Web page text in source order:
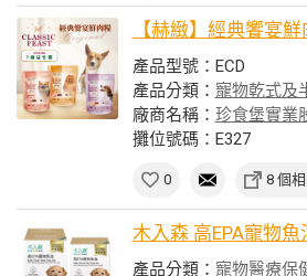
【赫緻】經典饗宴
產品型號：ECD
產品分類： 寵物乾式及
廠商名稱： 珍食堡實業
攤位號碼：E327
0 8 個
木入森 高EPA寵物
產品分類： 寵物醫療保